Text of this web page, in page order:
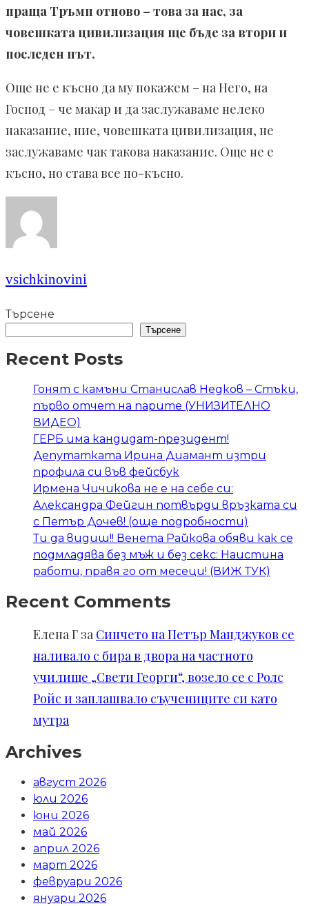
праща Тръмп отново – това за нас, за
човешката цивилизация ще бъде за втори и
последен път.
Още не е късно да му покажем – на Него, на
Господ – че макар и да заслужаваме нелеко
наказание, ние, човешката цивилизация, не
заслужаваме чак такова наказание. Още не е
късно, но става все по-късно.
vsichkinovini
Търсене
Търсене
Recent Posts
Гонят с камъни Станислав Недков – Стъки,
първо отчет на парите (УНИЗИТЕЛНО
ВИДЕО)
ГЕРБ има кандидат-президент!
Депутатката Ирина Диамант изтри
профила си във фейсбук
Ирмена Чичикова не е на себе си:
Александра Фейгин потвърди връзката си
с Петър Дочев! (още подробности)
Ти да видиш!! Венета Райкова обяви как се
подмладява без мъж и без секс: Наистина
работи, правя го от месеци! (ВИЖ ТУК)
Recent Comments
Елена Г за Синчето на Петър Манджуков се
наливало с бира в двора на частното
училище „Свети Георги“, возело се с Ролс
Ройс и заплашвало съучениците си като
мутра
Archives
август 2026
юли 2026
юни 2026
май 2026
април 2026
март 2026
февруари 2026
януари 2026